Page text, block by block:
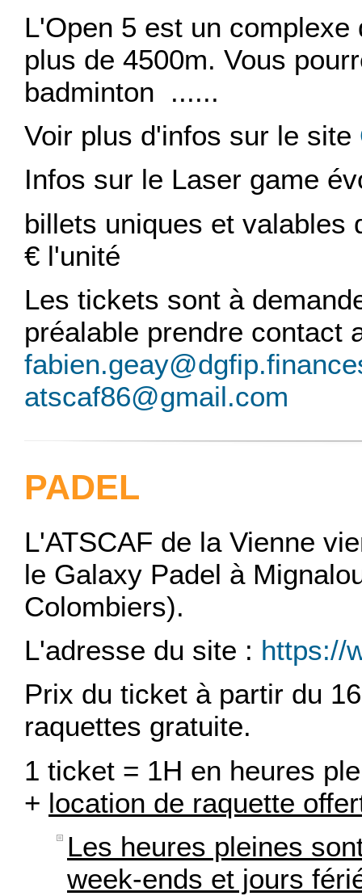
L'Open 5 est un
plus de 4500m. Vous
badminton ......
Voir plus d'infos sur le site
Infos sur le Laser game
billets uniques et valables
€ l'unité
Les tickets sont à
préalable prendre contact
atscaf86@gmail.com
PADEL
L'ATSCAF de la Vienne
le Galaxy Padel à
Colombiers).
L'adresse du site : https://
Prix du ticket à partir du
raquettes gratuite.
1 ticket = 1H en heures
+ location de raquette
Les heures pleines
week-ends et jours